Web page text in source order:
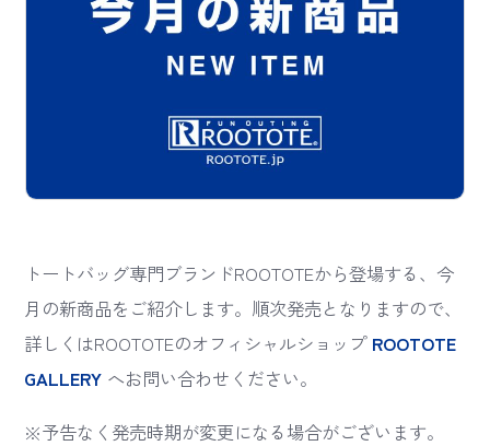
トートバッグ専門ブランドROOTOTEから登場する、今
月の新商品をご紹介します。順次発売となりますので、
詳しくはROOTOTEのオフィシャルショップ ROOTOTE
GALLERY へお問い合わせください。
※予告なく発売時期が変更になる場合がございます。